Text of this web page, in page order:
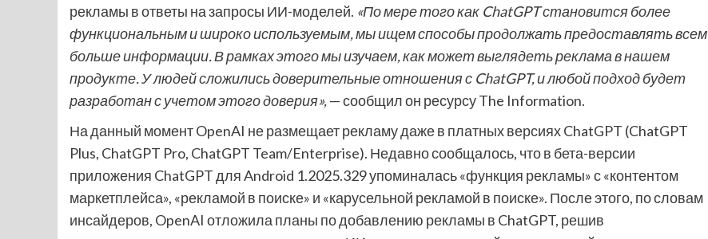
рекламы в ответы на запросы ИИ-моделей. «По мере того как ChatGPT становится более
функциональным и широко используемым, мы ищем способы продолжать предоставлять всем
больше информации. В рамках этого мы изучаем, как может выглядеть реклама в нашем
продукте. У людей сложились доверительные отношения с ChatGPT, и любой подход будет
разработан с учетом этого доверия»,— сообщил он ресурсу The Information.
На данный момент OpenAI не размещает рекламу даже в платных версиях ChatGPT (ChatGPT
Plus, ChatGPT Pro, ChatGPT Team/Enterprise). Недавно сообщалось, что в бета-версии
приложения ChatGPT для Android 1.2025.329 упоминалась «функция рекламы» с «контентом
маркетплейса», «рекламой в поиске» и «карусельной рекламой в поиске». После этого, по словам
инсайдеров, OpenAI отложила планы по добавлению рекламы в ChatGPT, решив